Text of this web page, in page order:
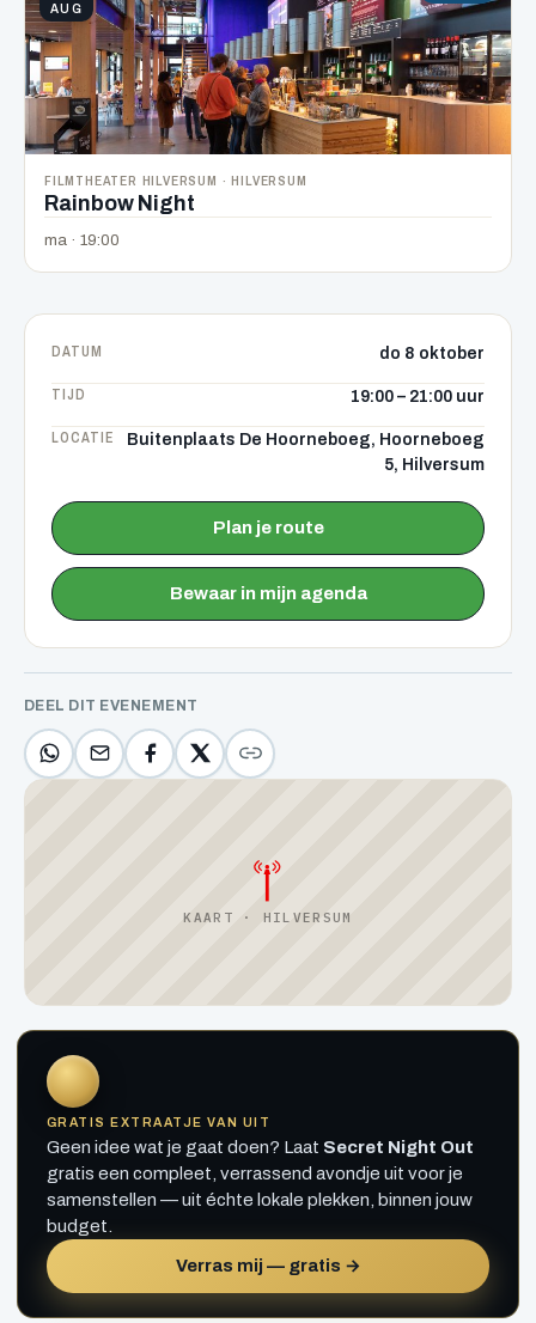
AUG
FILMTHEATER HILVERSUM · HILVERSUM
Rainbow Night
ma · 19:00
DATUM do 8 oktober
TIJD 19:00 – 21:00 uur
LOCATIE
Buitenplaats De Hoorneboeg, Hoorneboeg
5, Hilversum
Plan je route
Bewaar in mijn agenda
DEEL DIT EVENEMENT
KAART · HILVERSUM
GRATIS EXTRAATJE VAN UIT
Geen idee wat je gaat doen? Laat Secret Night Out
gratis een compleet, verrassend avondje uit voor je
samenstellen — uit échte lokale plekken, binnen jouw
budget.
Verras mij — gratis →